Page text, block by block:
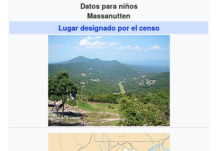
Datos para niños
Massanutten
Lugar designado por el censo